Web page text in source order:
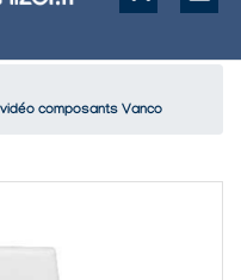
composants Vanco